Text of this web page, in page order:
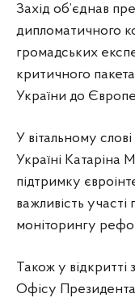
Захід об’єднав
дипломатичного
громадських
критичного
України до
У вітальному
Україні Катаріна
підтримку
важливість
моніторингу
Також у відкритті
Офісу